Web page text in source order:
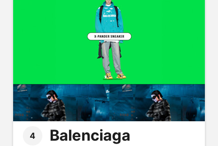
4 Balenciaga